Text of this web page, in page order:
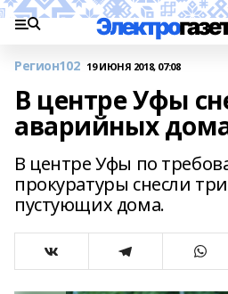
Регион102 19 ИЮНЯ 2018, 07:08
В центре Уфы
аварийных
В центре Уфы по
прокуратуры снесли
пустующих дома.